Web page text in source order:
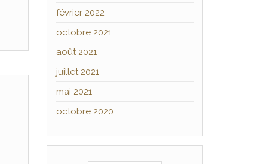
février 2022
octobre 2021
août 2021
juillet 2021
mai 2021
octobre 2020